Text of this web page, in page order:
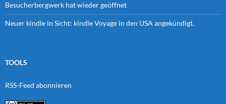
Besucherbergwerk hat wieder geöffnet
Neuer kindle in Sicht: kindle Voyage in den USA angekündigt.
TOOLS
RSS-Feed abonnieren